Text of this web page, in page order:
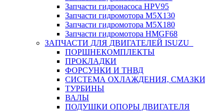
Запчасти гидронасоса HPV95
Запчасти гидромотора M5X130
Запчасти гидромотора M5X180
Запчасти гидромотора HMGF68
ЗАПЧАСТИ ДЛЯ ДВИГАТЕЛЕЙ ISUZU
ПОРШНЕКОМПЛЕКТЫ
ПРОКЛАДКИ
ФОРСУНКИ И ТНВД
СИСТЕМА ОХЛАЖДЕНИЯ, СМАЗКИ
ТУРБИНЫ
ВАЛЫ
ПОДУШКИ ОПОРЫ ДВИГАТЕЛЯ